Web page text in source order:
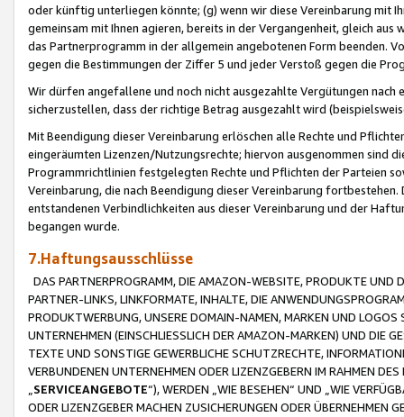
oder künftig unterliegen könnte; (g) wenn wir diese Vereinbarung mit
gemeinsam mit Ihnen agieren, bereits in der Vergangenheit, gleich
das Partnerprogramm in der allgemein angebotenen Form beenden.
gegen die Bestimmungen der Ziffer 5 und jeder Verstoß gegen die
Wir dürfen angefallene und noch nicht ausgezahlte Vergütungen
sicherzustellen, dass der richtige Betrag ausgezahlt wird
Mit Beendigung dieser Vereinbarung erlöschen alle Rechte und
eingeräumten Lizenzen/Nutzungsrechte; hiervon ausgenommen sind
Programmrichtlinien festgelegten Rechte und Pflichten der Parteien
Vereinbarung, die nach Beendigung dieser Vereinbarung
entstandenen Verbindlichkeiten aus dieser Vereinbarung und der
begangen wurde.
7.Haftungsausschlüsse
DAS PARTNERPROGRAMM, DIE AMAZON-WEBSITE, PRODUKTE UND
PARTNER-LINKS, LINKFORMATE, INHALTE, DIE
PRODUKTWERBUNG, UNSERE DOMAIN-NAMEN, MARKEN UND
UNTERNEHMEN (EINSCHLIESSLICH DER AMAZON-MARKEN) UND DIE
TEXTE UND SONSTIGE GEWERBLICHE SCHUTZRECHTE,
VERBUNDENEN UNTERNEHMEN ODER LIZENZGEBERN IM RAHMEN
SERVICEANGEBOTE“), WERDEN „WIE BESEHEN“ UND „WIE
ODER LIZENZGEBER MACHEN ZUSICHERUNGEN ODER ÜBERNEHMEN